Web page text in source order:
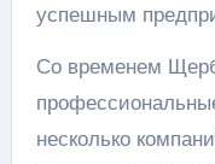
успешным
Со временем
несколько